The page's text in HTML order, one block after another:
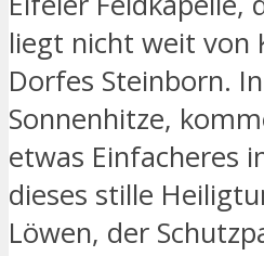
liegt nicht weit von
Dorfes Steinborn.
Sonnenhitze,
etwas Einfacheres
dieses stille
Löwen, der